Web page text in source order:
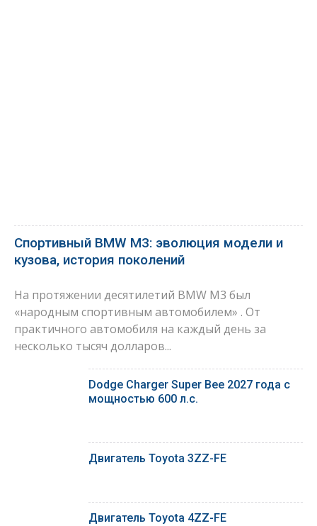
Спортивный BMW M3: эволюция модели и
кузова, история поколений
На протяжении десятилетий BMW M3 был
«народным спортивным автомобилем» . От
практичного автомобиля на каждый день за
несколько тысяч долларов...
Dodge Charger Super Bee 2027 года с
мощностью 600 л.с.
Двигатель Toyota 3ZZ-FE
Двигатель Toyota 4ZZ-FE